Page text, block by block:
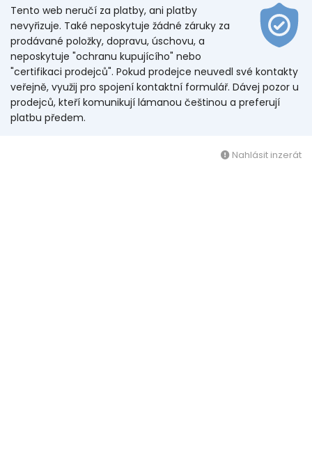
Tento web neručí za platby, ani platby
nevyřizuje. Také neposkytuje žádné záruky za
prodávané položky, dopravu, úschovu, a
neposkytuje "ochranu kupujícího" nebo
"certifikaci prodejců". Pokud prodejce neuvedl své kontakty
veřejně, využij pro spojení kontaktní formulář. Dávej pozor u
prodejců, kteří komunikují lámanou češtinou a preferují
platbu předem.
Nahlásit inzerát